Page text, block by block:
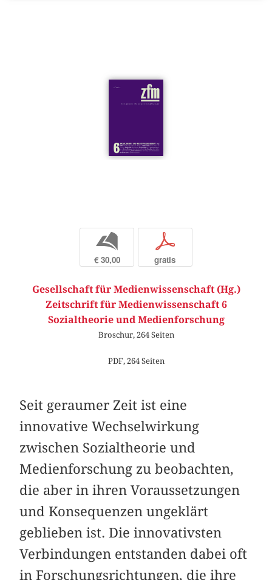
b
€ 30,00
p
gratis
Gesellschaft für Medienwissenschaft (Hg.)
Zeitschrift für Medienwissenschaft 6
Sozialtheorie und Medienforschung
Broschur, 264 Seiten
PDF, 264 Seiten
Seit geraumer Zeit ist eine
innovative Wechselwirkung
zwischen Sozialtheorie und
Medienforschung zu beobachten,
die aber in ihren Voraussetzungen
und Konsequenzen ungeklärt
geblieben ist. Die innovativsten
Verbindungen entstanden dabei oft
in Forschungsrichtungen, die ihre